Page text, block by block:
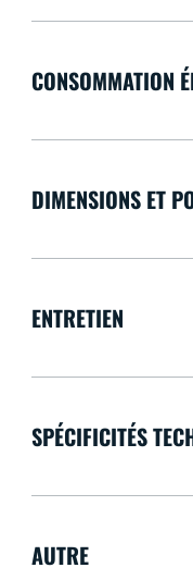
CONSOMMATION
DIMENSIONS ET
ENTRETIEN
SPÉCIFICITÉS
AUTRE